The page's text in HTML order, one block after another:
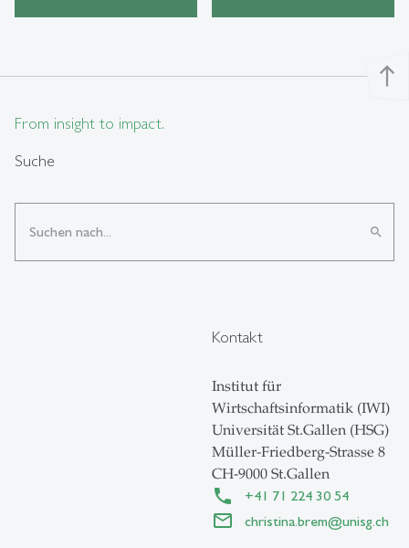
north
From insight to impact.
Suche
search
Kontakt
Institut für
Wirtschaftsinformatik (IWI)
Universität St.Gallen (HSG)
Müller-Friedberg-Strasse 8
CH-9000 St.Gallen
+41 71 224 30 54
christina.brem@unisg.ch